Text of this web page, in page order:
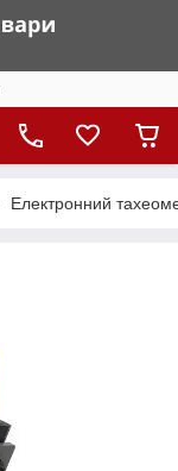
Електронний